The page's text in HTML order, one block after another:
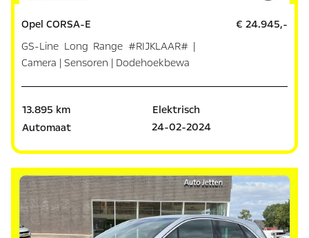
Opel CORSA-E
GS-Line Long Range #RIJKLAAR# |
Camera | Sensoren | Dodehoekbewa
€ 24.945,-
13.895 km
Elektrisch
Automaat
24-02-2024